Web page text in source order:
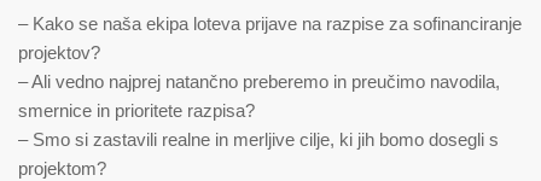
– Kako se naša ekipa loteva prijave na razpise za sofinanciranje
projektov?
– Ali vedno najprej natančno preberemo in preučimo navodila,
smernice in prioritete razpisa?
– Smo si zastavili realne in merljive cilje, ki jih bomo dosegli s
projektom?